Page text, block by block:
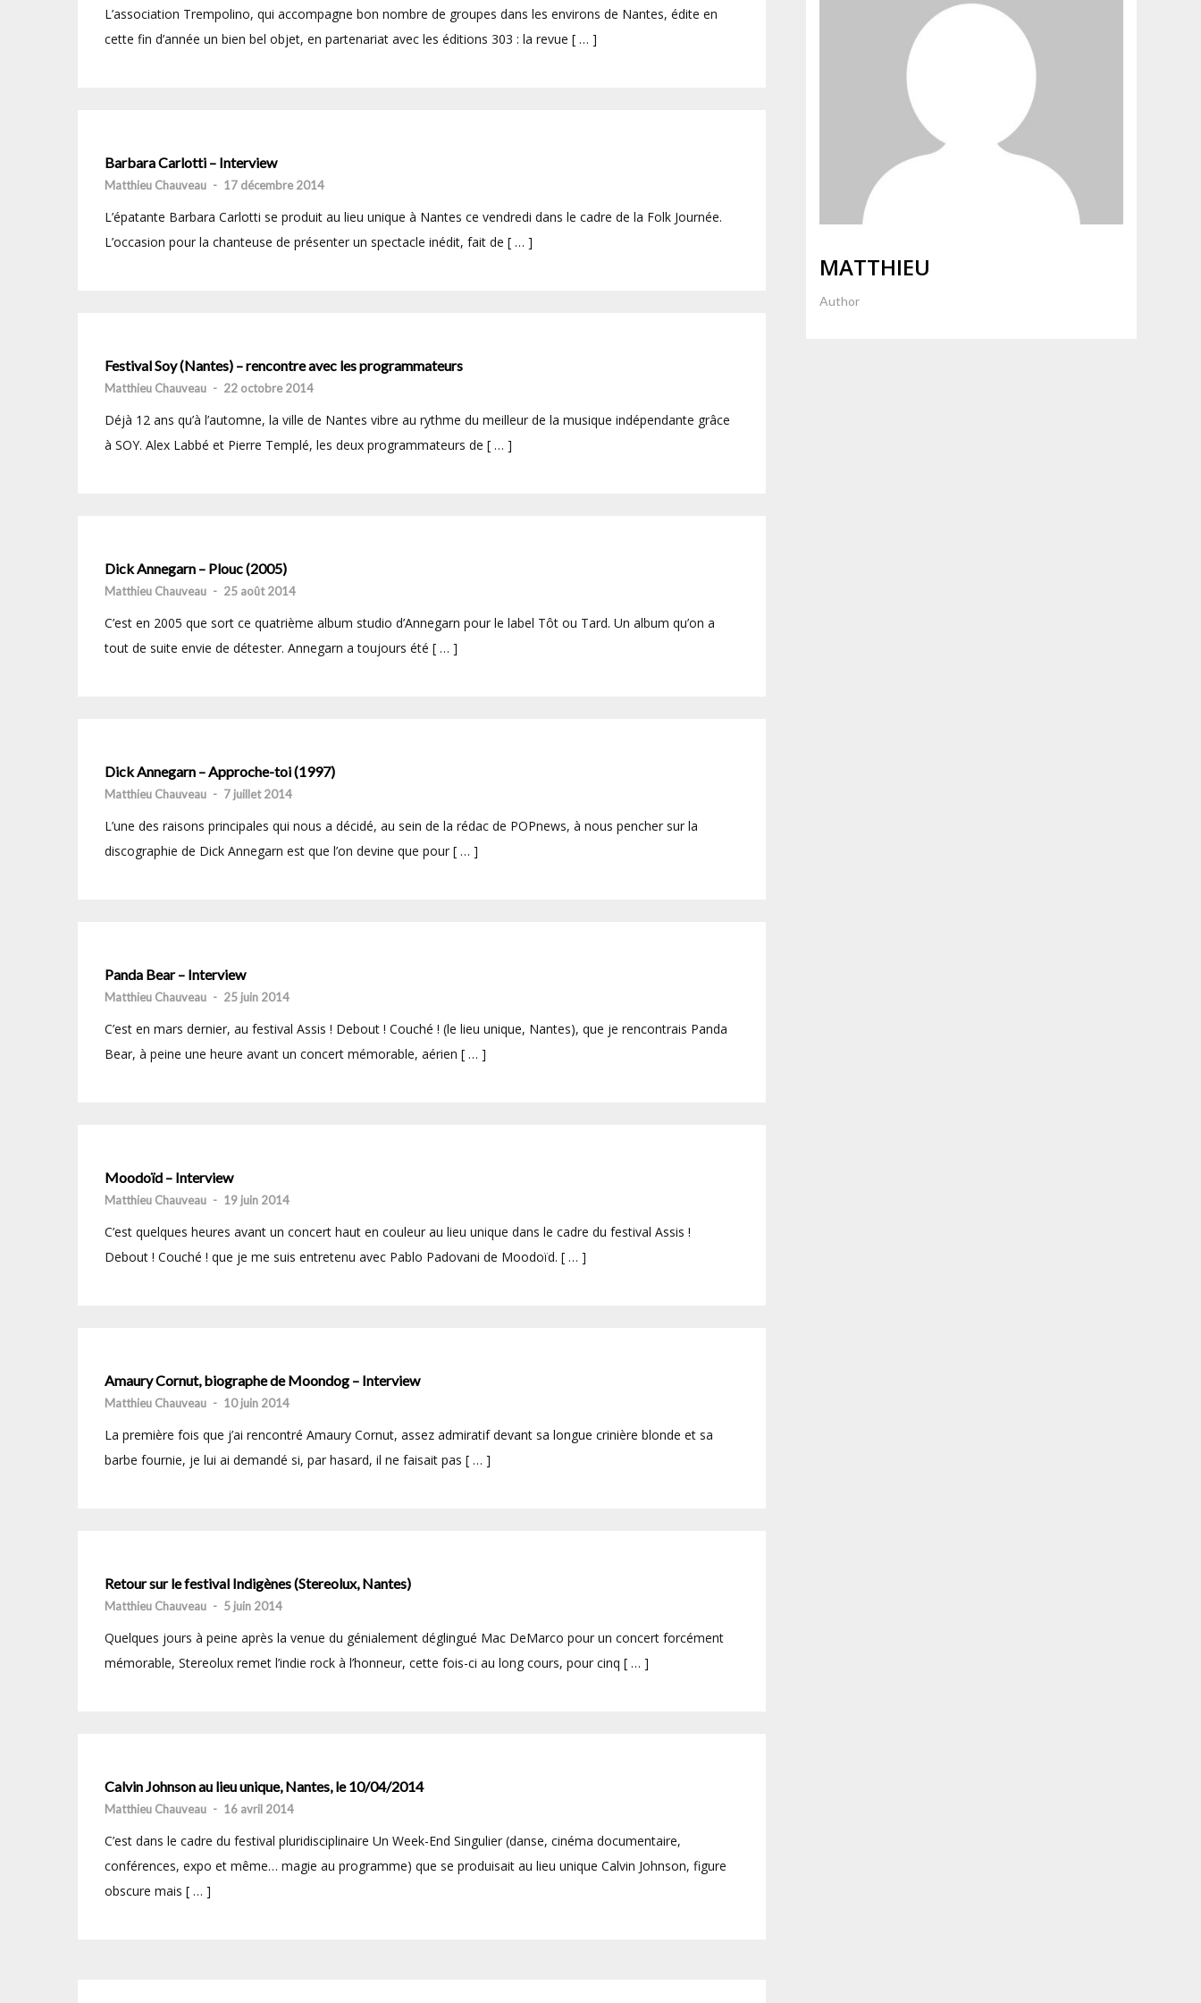
L’association Trempolino, qui accompagne bon nombre de groupes dans les environs de Nantes, édite en
cette fin d’année un bien bel objet, en partenariat avec les éditions 303 : la revue [ … ]
Barbara Carlotti – Interview
Matthieu Chauveau - 17 décembre 2014
L’épatante Barbara Carlotti se produit au lieu unique à Nantes ce vendredi dans le cadre de la Folk Journée.
L’occasion pour la chanteuse de présenter un spectacle inédit, fait de [ … ]
Festival Soy (Nantes) – rencontre avec les programmateurs
Matthieu Chauveau - 22 octobre 2014
Déjà 12 ans qu’à l’automne, la ville de Nantes vibre au rythme du meilleur de la musique indépendante grâce
à SOY. Alex Labbé et Pierre Templé, les deux programmateurs de [ … ]
Dick Annegarn – Plouc (2005)
Matthieu Chauveau - 25 août 2014
C’est en 2005 que sort ce quatrième album studio d’Annegarn pour le label Tôt ou Tard. Un album qu’on a
tout de suite envie de détester. Annegarn a toujours été [ … ]
Dick Annegarn – Approche-toi (1997)
Matthieu Chauveau - 7 juillet 2014
L’une des raisons principales qui nous a décidé, au sein de la rédac de POPnews, à nous pencher sur la
discographie de Dick Annegarn est que l’on devine que pour [ … ]
Panda Bear – Interview
Matthieu Chauveau - 25 juin 2014
C’est en mars dernier, au festival Assis ! Debout ! Couché ! (le lieu unique, Nantes), que je rencontrais Panda
Bear, à peine une heure avant un concert mémorable, aérien [ … ]
Moodoïd – Interview
Matthieu Chauveau - 19 juin 2014
C’est quelques heures avant un concert haut en couleur au lieu unique dans le cadre du festival Assis !
Debout ! Couché ! que je me suis entretenu avec Pablo Padovani de Moodoïd. [ … ]
Amaury Cornut, biographe de Moondog – Interview
Matthieu Chauveau - 10 juin 2014
La première fois que j’ai rencontré Amaury Cornut, assez admiratif devant sa longue crinière blonde et sa
barbe fournie, je lui ai demandé si, par hasard, il ne faisait pas [ … ]
Retour sur le festival Indigènes (Stereolux, Nantes)
Matthieu Chauveau - 5 juin 2014
Quelques jours à peine après la venue du génialement déglingué Mac DeMarco pour un concert forcément
mémorable, Stereolux remet l’indie rock à l’honneur, cette fois-ci au long cours, pour cinq [ … ]
Calvin Johnson au lieu unique, Nantes, le 10/04/2014
Matthieu Chauveau - 16 avril 2014
C’est dans le cadre du festival pluridisciplinaire Un Week-End Singulier (danse, cinéma documentaire,
conférences, expo et même… magie au programme) que se produisait au lieu unique Calvin Johnson, figure
obscure mais [ … ]
MATTHIEU
Author